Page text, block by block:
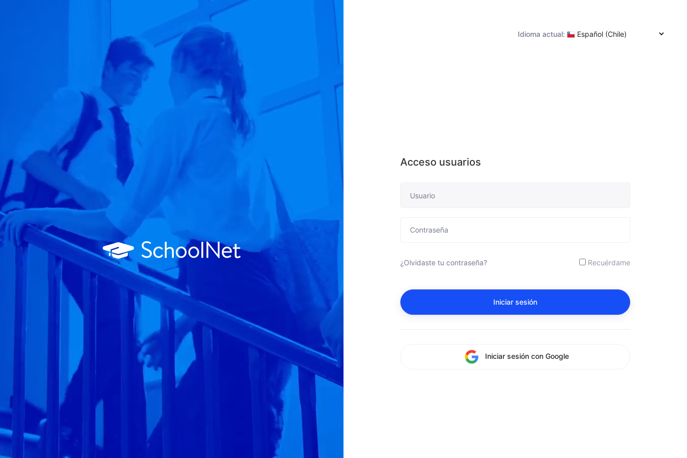
Idioma actual:
Acceso usuarios
¿Olvidaste tu contraseña? Recuérdame
Iniciar sesión
Iniciar sesión con Google